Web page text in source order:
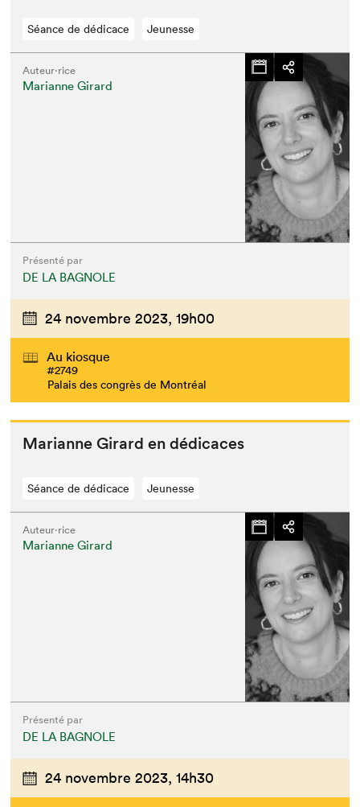
Séance de dédicace Jeunesse
Auteur·rice
Marianne Girard
Présenté par
DE LA BAGNOLE
24 novembre 2023, 19h00
Au kiosque
#2749
Palais des congrès de Montréal
Mar­i­anne Girard en dédicaces
Séance de dédicace Jeunesse
Auteur·rice
Marianne Girard
Présenté par
DE LA BAGNOLE
24 novembre 2023, 14h30